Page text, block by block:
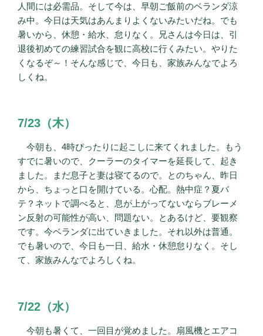
人間には必需品。そして今は、早朝ご飯前のベランダ涼
み中。今日は天気はあんまりよくないみたいだね。でも
暑いから、休憩・給水、怠りなく。兄さんは今日は、引
退後初めての練習試合を観に高校に行くみたい。やりた
くなるぞ～！そんな感じで、今日も、家族みんなでよろ
しくね。
7/23（木）
今朝も、4時ぴったりに起こしに来てくれました。もう
すでに暑いので、クーラーのタイマーを延長して、起き
ました。まだ息子と妻は寝てるので。とのちゃん、昨日
から、ちょっと口を開けている。心配。熱中症？夏バ
テ？ネットで調べると、息が上がってないならブレーメ
ン反射の可能性が高い、問題ない。とあるけど、要観察
です。今ベランダに出ていきました。それ以外は普通。
でも暑いので、今日も一日、給水・休憩怠りなく。そし
て、家族みんなでよろしくね。
7/22（水）
今朝も暑くて、一回目が覚めました。扇風機とエアコ